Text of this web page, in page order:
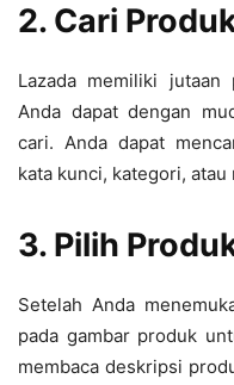
2. Cari
Lazada memiliki
Anda dapat dengan
cari. Anda dapat
kata kunci, kategori, atau
3. Pilih
Setelah Anda
pada gambar produk
membaca deskripsi